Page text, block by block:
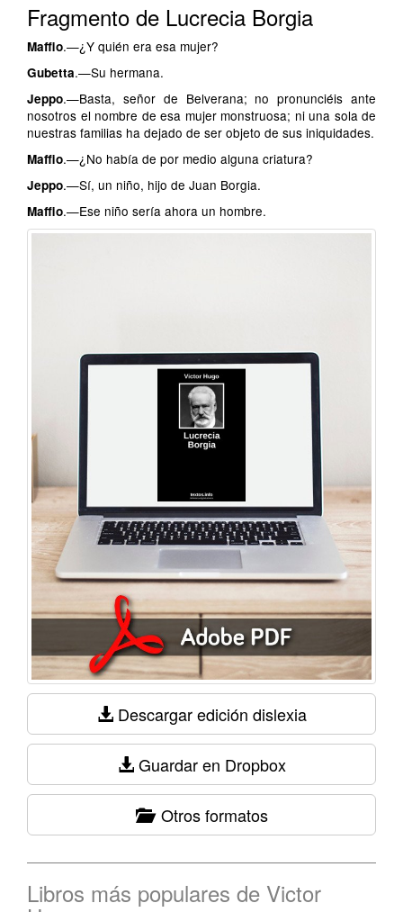
Fragmento de Lucrecia Borgia
Maffio.—¿Y quién era esa mujer?
Gubetta.—Su hermana.
Jeppo.—Basta, señor de Belverana; no pronunciéis ante
nosotros el nombre de esa mujer monstruosa; ni una sola de
nuestras familias ha dejado de ser objeto de sus iniquidades.
Maffio.—¿No había de por medio alguna criatura?
Jeppo.—Sí, un niño, hijo de Juan Borgia.
Maffio.—Ese niño sería ahora un hombre.
Descargar edición dislexia
Guardar en Dropbox
Otros formatos
Libros más populares de Victor